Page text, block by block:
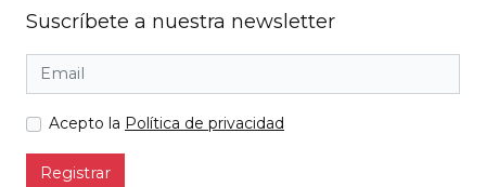
Suscríbete a nuestra newsletter
Acepto la Política de privacidad
Registrar